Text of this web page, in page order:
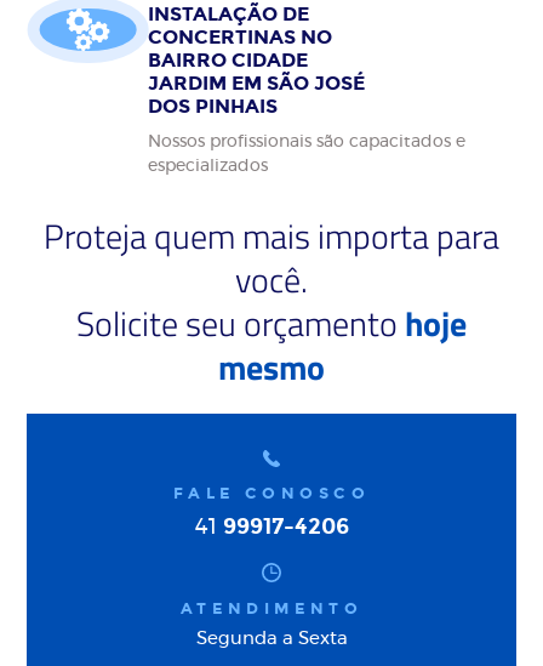
INSTALAÇÃO DE
CONCERTINAS NO
BAIRRO CIDADE
JARDIM EM SÃO JOSÉ
DOS PINHAIS
Nossos profissionais são capacitados e
especializados
Proteja quem mais importa para
você.
Solicite seu orçamentohoje
mesmo
FALE CONOSCO
41 99917-4206
ATENDIMENTO
Segunda a Sexta